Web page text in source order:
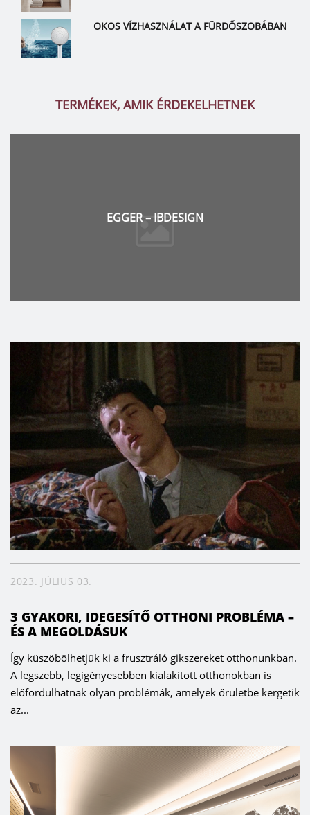
OKOS VÍZHASZNÁLAT A FÜRDŐSZOBÁBAN
TERMÉKEK, AMIK ÉRDEKELHETNEK
MAPEI
2023. JÚLIUS 03.
3 GYAKORI, IDEGESÍTŐ OTTHONI PROBLÉMA –
ÉS A MEGOLDÁSUK
Így küszöbölhetjük ki a frusztráló gikszereket otthonunkban.
A legszebb, legigényesebben kialakított otthonokban is
előfordulhatnak olyan problémák, amelyek őrületbe kergetik
az...